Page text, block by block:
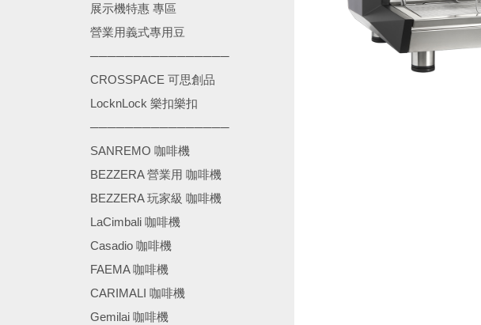
展示機特惠 專區
營業用義式專用豆
────────────────
CROSSPACE 可思創品
LocknLock 樂扣樂扣
────────────────
SANREMO 咖啡機
BEZZERA 營業用 咖啡機
BEZZERA 玩家級 咖啡機
LaCimbali 咖啡機
Casadio 咖啡機
FAEMA 咖啡機
CARIMALI 咖啡機
Gemilai 咖啡機